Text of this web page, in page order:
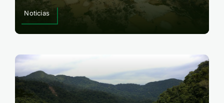
Noticias